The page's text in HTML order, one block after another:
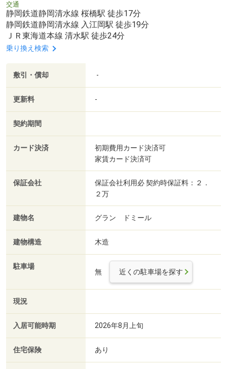
交通
静岡鉄道静岡清水線 桜橋駅 徒歩17分
静岡鉄道静岡清水線 入江岡駅 徒歩19分
ＪＲ東海道本線 清水駅 徒歩24分
乗り換え検索
敷引・償却 -
更新料 -
契約期間
カード決済
初期費用カード決済可
家賃カード決済可
保証会社
保証会社利用必 契約時保証料：２．
２万
建物名 グラン ドミール
建物構造 木造
駐車場
無 近くの駐車場を探す
現況
入居可能時期 2026年8月上旬
住宅保険 あり